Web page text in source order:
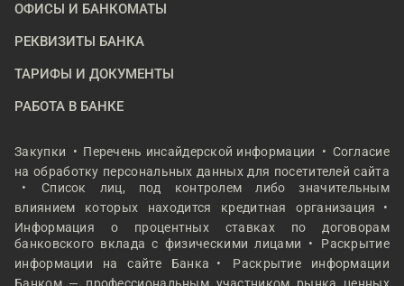
ОФИСЫ И БАНКОМАТЫ
РЕКВИЗИТЫ БАНКА
ТАРИФЫ И ДОКУМЕНТЫ
РАБОТА В БАНКЕ
Закупки Перечень инсайдерской информации
Согласие
на обработку персональных данных для посетителей сайта
Список лиц, под контролем либо значительным
влиянием которых находится кредитная организация
Информация о процентных ставках по договорам
банковского вклада с физическими лицами
Раскрытие
информации на сайте Банка
Раскрытие информации